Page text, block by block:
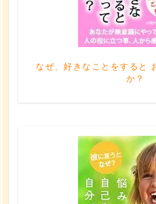
なぜ、好きなことをすると
か？